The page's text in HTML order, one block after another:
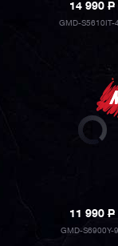
14 990P
GMD-S5610IT-
11 990P
GMD-S6900Y-